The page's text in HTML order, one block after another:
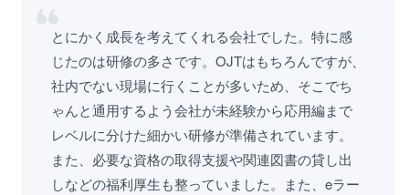
とにかく成長を考えてくれる会社でした。特に感
じたのは研修の多さです。OJTはもちろんですが、
社内でない現場に行くことが多いため、そこでち
ゃんと通用するよう会社が未経験から応用編まで
レベルに分けた細かい研修が準備されています。
また、必要な資格の取得支援や関連図書の貸し出
しなどの福利厚生も整っていました。また、eラー